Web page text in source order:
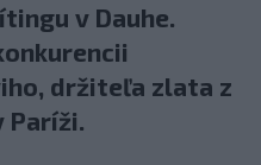
v Dauhe.
držiteľa zlata z
Paríži.